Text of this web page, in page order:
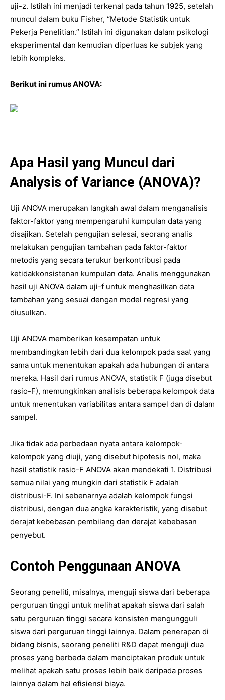
uji-z. Istilah ini menjadi terkenal pada tahun 1925, setelah
muncul dalam buku Fisher, “Metode Statistik untuk
Pekerja Penelitian.” Istilah ini digunakan dalam psikologi
eksperimental dan kemudian diperluas ke subjek yang
lebih kompleks.
Berikut ini rumus ANOVA:
Apa Hasil yang Muncul dari
Analysis of Variance (ANOVA)?
Uji ANOVA merupakan langkah awal dalam menganalisis
faktor-faktor yang mempengaruhi kumpulan data yang
disajikan. Setelah pengujian selesai, seorang analis
melakukan pengujian tambahan pada faktor-faktor
metodis yang secara terukur berkontribusi pada
ketidakkonsistenan kumpulan data. Analis menggunakan
hasil uji ANOVA dalam uji-f untuk menghasilkan data
tambahan yang sesuai dengan model regresi yang
diusulkan.
Uji ANOVA memberikan kesempatan untuk
membandingkan lebih dari dua kelompok pada saat yang
sama untuk menentukan apakah ada hubungan di antara
mereka. Hasil dari rumus ANOVA, statistik F (juga disebut
rasio-F), memungkinkan analisis beberapa kelompok data
untuk menentukan variabilitas antara sampel dan di dalam
sampel.
Jika tidak ada perbedaan nyata antara kelompok-
kelompok yang diuji, yang disebut hipotesis nol, maka
hasil statistik rasio-F ANOVA akan mendekati 1. Distribusi
semua nilai yang mungkin dari statistik F adalah
distribusi-F. Ini sebenarnya adalah kelompok fungsi
distribusi, dengan dua angka karakteristik, yang disebut
derajat kebebasan pembilang dan derajat kebebasan
penyebut.
Contoh Penggunaan ANOVA
Seorang peneliti, misalnya, menguji siswa dari beberapa
perguruan tinggi untuk melihat apakah siswa dari salah
satu perguruan tinggi secara konsisten mengungguli
siswa dari perguruan tinggi lainnya. Dalam penerapan di
bidang bisnis, seorang peneliti R&D dapat menguji dua
proses yang berbeda dalam menciptakan produk untuk
melihat apakah satu proses lebih baik daripada proses
lainnya dalam hal efisiensi biaya.